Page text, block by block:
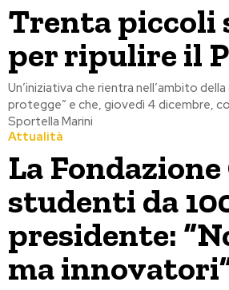
Trenta piccoli
per ripulire il
Un’iniziativa che rientra nell’ambito
protegge” e che, giovedì 4 dicembre,
Sportella Marini
Attualità
La
studenti da
presidente:
ma